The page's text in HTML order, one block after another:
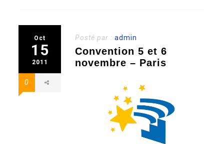
Oct
15
2011
0
Posté par :admin
Convention 5 et 6
novembre – Paris